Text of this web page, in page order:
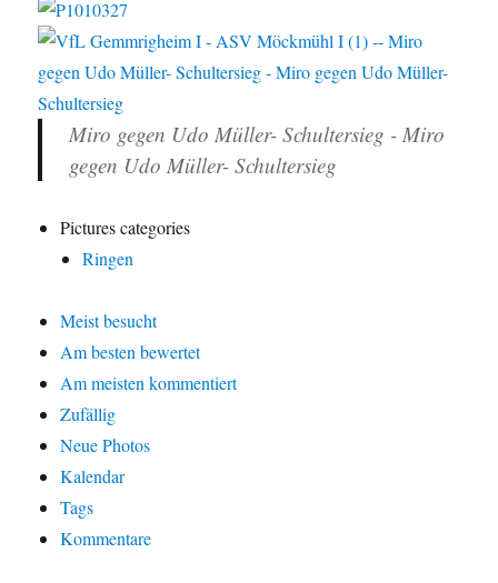
Miro gegen Udo Müller- Schultersieg - Miro
gegen Udo Müller- Schultersieg
Pictures categories
Ringen
Meist besucht
Am besten bewertet
Am meisten kommentiert
Zufällig
Neue Photos
Kalendar
Tags
Kommentare